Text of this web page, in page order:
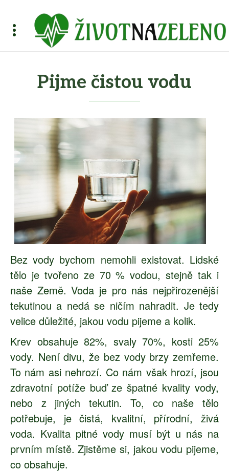
Pijme čistou vodu
Bez vody bychom nemohli existovat. Lidské
tělo je tvořeno ze 70 % vodou, stejně tak i
naše Země. Voda je pro nás nejpřirozenější
tekutinou a nedá se ničím nahradit. Je tedy
velice důležité, jakou vodu pijeme a kolik.
Krev obsahuje 82%, svaly 70%, kosti 25%
vody. Není divu, že bez vody brzy zemřeme.
To nám asi nehrozí. Co nám však hrozí, jsou
zdravotní potíže buď ze špatné kvality vody,
nebo z jiných tekutin. To, co naše tělo
potřebuje, je čistá, kvalitní, přírodní, živá
voda. Kvalita pitné vody musí být u nás na
prvním místě. Zjistěme si, jakou vodu pijeme,
co obsahuje.